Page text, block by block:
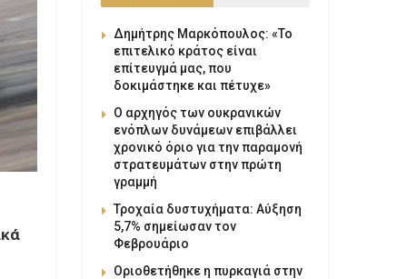
Δημήτρης Μαρκόπουλος: «Το
επιτελικό κράτος είναι
επίτευγμά μας, που
δοκιμάστηκε και πέτυχε»
Ο αρχηγός των ουκρανικών
ενόπλων δυνάμεων επιβάλλει
χρονικό όριο για την παραμονή
στρατευμάτων στην πρώτη
γραμμή
Τροχαία δυστυχήματα: Αύξηση
5,7% σημείωσαν τον
Φεβρουάριο
Οριοθετήθηκε η πυρκαγιά στην